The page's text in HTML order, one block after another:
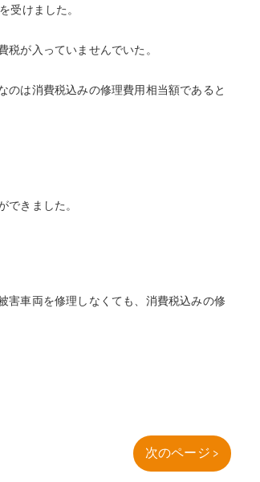
けました。
が入っていませんでいた。
は消費税込みの修理費用相当額であると
きました。
車両を修理しなくても、消費税込みの修
次のページ >